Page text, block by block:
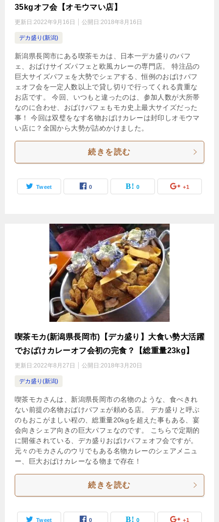
35kgオフ会【オモウマい店】
更新日:2022年9月16日 公開日:2018年8月16日
デカ盛り(新潟)
新潟県長岡市にある喫茶モカは、日本一デカ盛りのパフ
ェ、おばけサイズパフェと欧風カレーの専門店。 特注品の
巨大サイズパフェを大勢でシェアする、恒例のおばけパフ
ェオフ会を一定人数以上で貸し切りで行ってくれる貴重な
お店です。 今回、いつもと違ったのは、参加人数が大所帯
なのに合わせ、おばけパフェもモカ史上最大サイズだった
事！ 今回は双璧をなす名物おばけカレーは封印しオモウマ
い店に？全国から大勢が詰めかけました。
続きを読む
Tweet 0 0 +1
喫茶モカ(新潟県長岡市)【デカ盛り】大食い勢大活躍
でおばけカレーオフ会初の完食？【総重量23kg】
更新日:2022年8月27日 公開日:2018年3月20日
デカ盛り(新潟)
喫茶モカさんは、新潟県長岡市の名物のような、食べきれ
ない前提の名物おばけパフェが頼める店。 デカ盛りと呼ぶ
のもおこがましい程の、総重量20kgを超えた事もある、宴
会向きシェア向きの巨大パフェなのです。 こちらで定期的
に開催されている、デカ盛りおばけパフェオフ会ですが。
元々のモカさんのウリでもある名物カレーのシェアメニュ
ー、巨大おばけカレーなる物まで存在！
続きを読む
Tweet 0 0 +1